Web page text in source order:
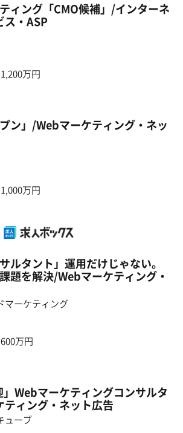
ィング「CMO候補」/インターネ
ス・ASP
万円
ン」/Webマーケティング・ネッ
万円
ルタント」運用だけじゃない。
題を解決/Webマーケティング・
マーケティング
万円
」Webマーケティングコンサルタ
ィング・ネット広告
ューブ